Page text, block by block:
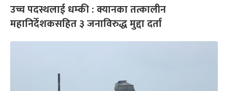
उच्च पदस्थलाई धम्की : क्यानका तत्कालीन
महानिर्देशकसहित ३ जनाविरुद्ध मुद्दा दर्ता